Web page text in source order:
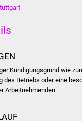
Kündigungsgrund wie
des Betriebs oder eine
Arbeitnehmenden.